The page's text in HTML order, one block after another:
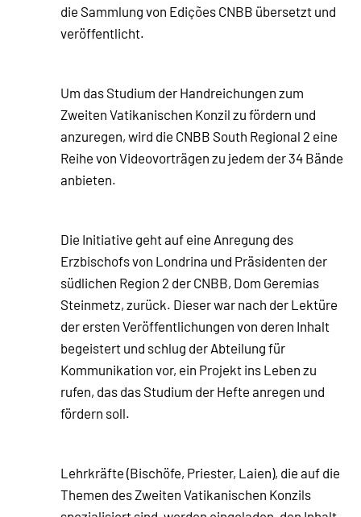
die Sammlung von Edições CNBB übersetzt und
veröffentlicht.
Um das Studium der Handreichungen zum
Zweiten Vatikanischen Konzil zu fördern und
anzuregen, wird die CNBB South Regional 2 eine
Reihe von Videovorträgen zu jedem der 34 Bände
anbieten.
Die Initiative geht auf eine Anregung des
Erzbischofs von Londrina und Präsidenten der
südlichen Region 2 der CNBB, Dom Geremias
Steinmetz, zurück. Dieser war nach der Lektüre
der ersten Veröffentlichungen von deren Inhalt
begeistert und schlug der Abteilung für
Kommunikation vor, ein Projekt ins Leben zu
rufen, das das Studium der Hefte anregen und
fördern soll.
Lehrkräfte (Bischöfe, Priester, Laien), die auf die
Themen des Zweiten Vatikanischen Konzils